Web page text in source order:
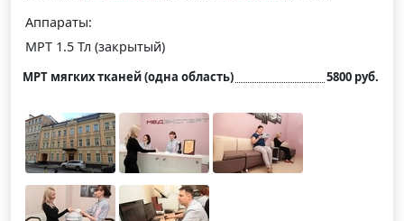
Аппараты:
МРТ 1.5 Тл (закрытый)
МРТ мягких тканей (одна область) 5800 руб.